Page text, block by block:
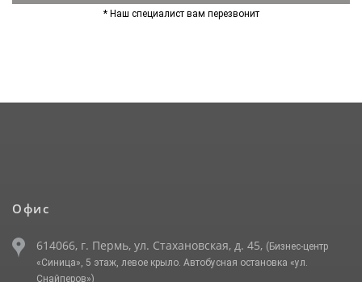
* Наш специалист вам перезвонит
Офис
614066, г. Пермь, ул. Стахановская, д. 45, (Бизнес-центр
«Синица», 5 этаж, левое крыло. Автобусная остановка «ул.
Снайперов»)